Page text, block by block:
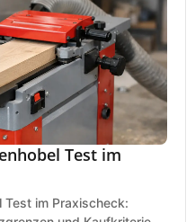
Test im
Test im Praxischeck: